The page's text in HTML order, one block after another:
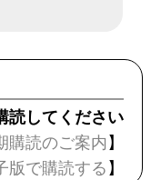
読してください
購読のご案内 】
版で購読する 】